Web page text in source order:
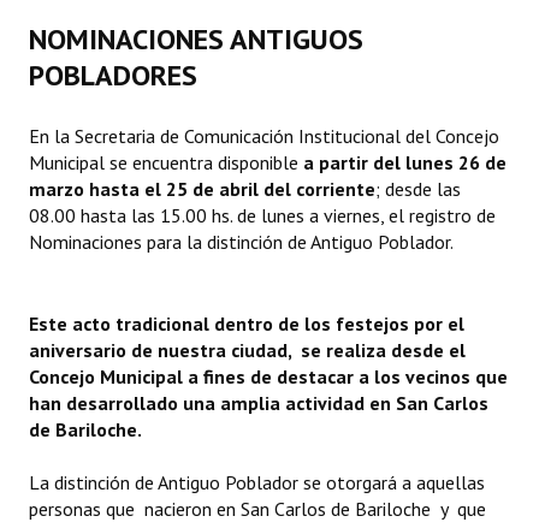
Comisiones Permanentes
Concejales Mandato Cumplido
Programas
LEGISLACIÓN
Constitución Provincial
Carta Orgánica 2007
Digesto
NOMINACIONES ANTIGUOS
POBLADORES
En la Secretaria de Comunicación Institucional del Concejo
Municipal se encuentra disponible a partir del lunes 26 de
marzo hasta el 25 de abril del corriente; desde las
08.00 hasta las 15.00 hs. de lunes a viernes, el registro de
Nominaciones para la distinción de Antiguo Poblador.
Este acto tradicional dentro de los festejos por el
aniversario de nuestra ciudad, se realiza desde el
Concejo Municipal a fines de destacar a los vecinos que
han desarrollado una amplia actividad en San Carlos
de Bariloche.
La distinción de Antiguo Poblador se otorgará a aquellas
personas que nacieron en San Carlos de Bariloche y que